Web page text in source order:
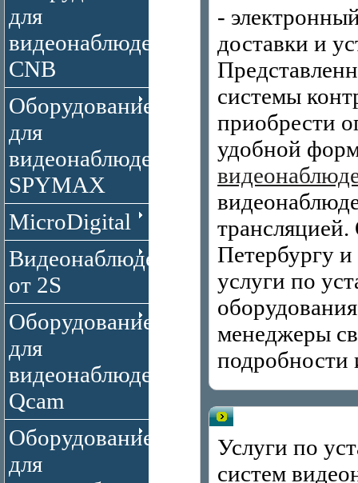
для
видеонаблюдения
CNB
Оборудование
для
видеонаблюдения
SPYMAX
MicroDigital
Видеонаблюдение
от 2S
Оборудование
для
видеонаблюдения
Qcam
Оборудование
для
-
доставки и
системы
приобрести
удобной
Петербургу
услуги по
менеджеры
подробности
Услуги по
систем